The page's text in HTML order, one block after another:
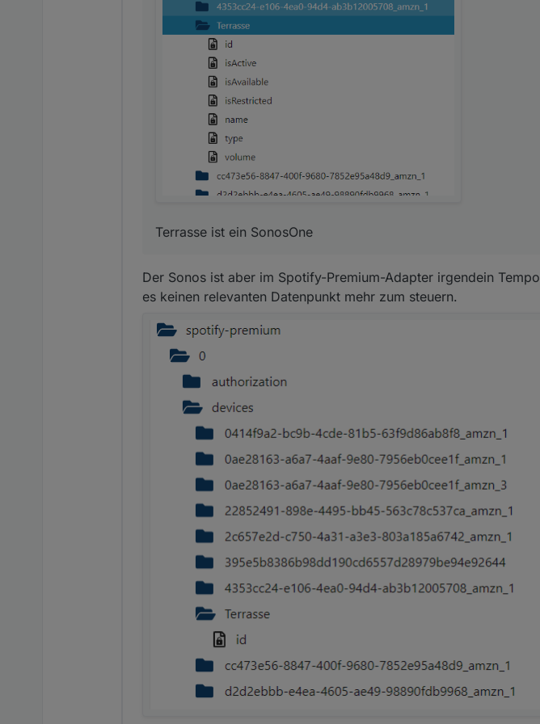
Terrasse ist ein SonosOne
Der Sonos ist aber im Spotify-Premium-Adapter irgendein
es keinen relevanten Datenpunkt mehr zum steuern.